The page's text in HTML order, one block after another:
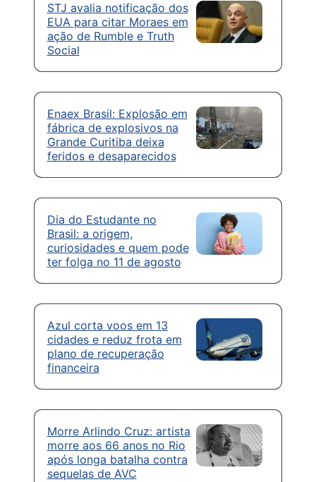
STJ avalia notificação dos
EUA para citar Moraes em
ação de Rumble e Truth
Social
Enaex Brasil: Explosão em
fábrica de explosivos na
Grande Curitiba deixa
feridos e desaparecidos
Dia do Estudante no
Brasil: a origem,
curiosidades e quem pode
ter folga no 11 de agosto
Azul corta voos em 13
cidades e reduz frota em
plano de recuperação
financeira
Morre Arlindo Cruz: artista
morre aos 66 anos no Rio
após longa batalha contra
sequelas de AVC